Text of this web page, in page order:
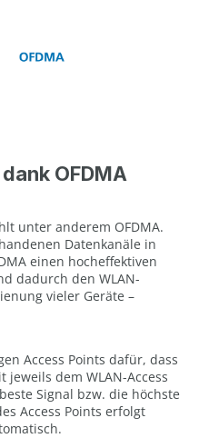
OFDMA
unter anderem OFDMA.
Datenkanäle in
einen hocheffektiven
dadurch den WLAN-
vieler Geräte –
Access Points dafür, dass
jeweils dem WLAN-Access
Signal bzw. die höchste
Access Points erfolgt